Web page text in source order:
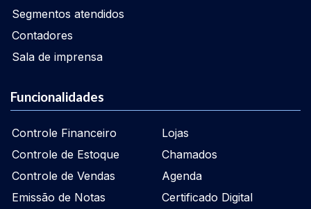
Segmentos atendidos
Contadores
Sala de imprensa
Funcionalidades
Controle Financeiro
Controle de Estoque
Controle de Vendas
Emissão de Notas
Lojas
Chamados
Agenda
Certificado Digital